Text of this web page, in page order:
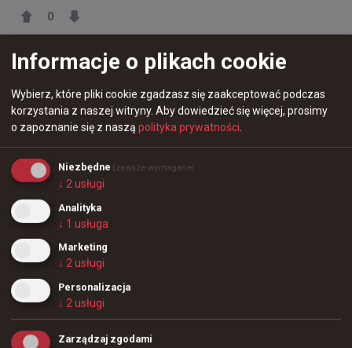
0
d3oo 12 dni temu
ELiGE po latach w końcu zainwestował w nową
kamerkę :)
Informacje o plikach cookie
Wybierz, które pliki cookie zgadzasz się zaakceptować podczas
korzystania z naszej witryny. Aby dowiedzieć się więcej, prosimy
o zapoznanie się z naszą polityka prywatności.
Niezbędne (zawsze wymagane)
↓ 2usługi
Analityka
↓ 1 usługa
Marketing
↓ 2usługi
Personalizacja
↓ 2usługi
Zarządzaj zgodami